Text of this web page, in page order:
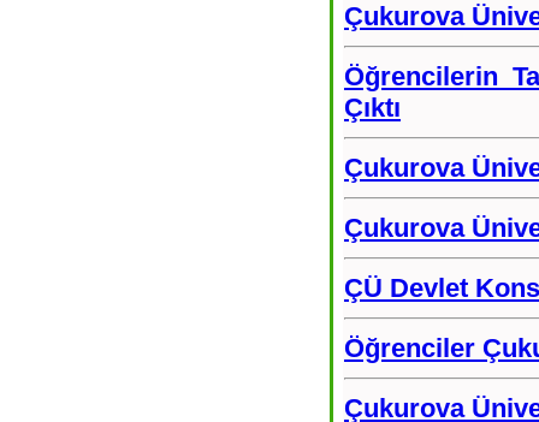
Çukurova
Öğrencilerin
Çıktı
Çukurova
Çukurova
ÇÜ Devlet
Öğrenciler
Çukurova